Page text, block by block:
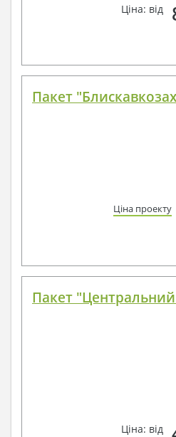
Ціна: від
Пакет
Ціна проекту
Пакет
Ціна: від